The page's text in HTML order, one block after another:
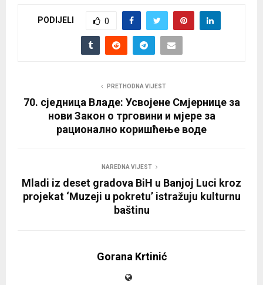
PODIJELI 0
PRETHODNA VIJEST
70. сједница Владе: Усвојене Смјернице за
нови Закон о трговини и мјере за
рационално коришћење воде
NAREDNA VIJEST
Mladi iz deset gradova BiH u Banjoj Luci kroz
projekat ‘Muzeji u pokretu’ istražuju kulturnu
baštinu
Gorana Krtinić